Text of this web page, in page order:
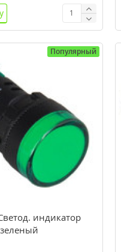
Популярный
индикатор